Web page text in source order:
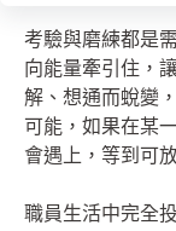
考驗與磨練都是
向能量牽引住，
解、想通而蛻變
可能，如果在某
會遇上，等到可
職員生活中完全